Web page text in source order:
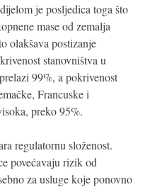
je posljedica toga što
mase od zemalja
olakšava postizanje
stanovništva u
99%, a pokrivenost
Francuske i
preko 95%.
regulatornu složenost.
povećavaju rizik od
za usluge koje ponovno